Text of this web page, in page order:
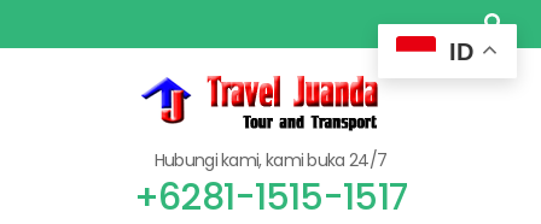
ke
Hubungi kami, kami buka 24/7
+6281-1515-1517
ID